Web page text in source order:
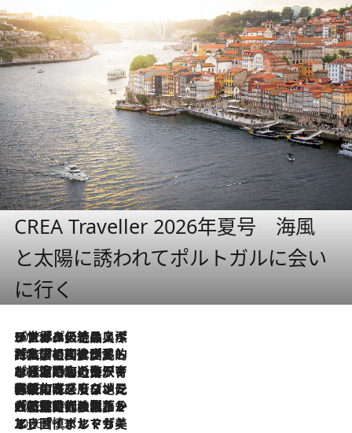
CREA Traveller 2026年夏号 海風
と太陽に誘われてポルトガルに会い
に行く
2026.8.8
リスボンの絶品スイーツ「パステル・デ・ナタ」とは？ポルトガル伝統の奥深い世界へ
2026.7.27
「私の祖国はポルトガル語です」国民的詩人フェルナンド・ペソアと、彼が愛した文学の街を歩く
2026.7.26
ポルトガル近海が育む極上の海の幸。キリリと冷えた白ワインと愉しむ、シーフード専門店の贅沢
2026.7.22
伝統の味をモダンに昇華。高感度な地元客が集う、リスボンの最旬ガストロノミー
2026.7.21
大航海時代の栄華から、震災、独裁、そして革命へ。ポルトガル・首都リスボンの石畳に刻まれた「歴史の光と影」
2026.7.13
エッセイ・ヤマザキマリ「慎ましくも美しき国 ポルトガル」